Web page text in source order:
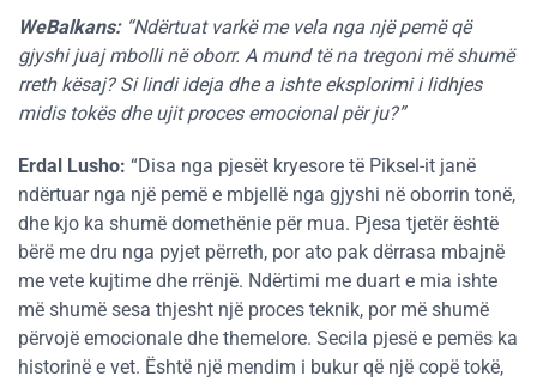
WeBalkans:“Ndërtuat varkë me vela nga një pemë që
gjyshi juaj mbolli në oborr. A mund të na tregoni më shumë
rreth kësaj? Si lindi ideja dhe a ishte eksplorimi i lidhjes
midis tokës dhe ujit proces emocional për ju?”
Erdal Lusho: “Disa nga pjesët kryesore të Piksel-it janë
ndërtuar nga një pemë e mbjellë nga gjyshi në oborrin tonë,
dhe kjo ka shumë domethënie për mua. Pjesa tjetër është
bërë me dru nga pyjet përreth, por ato pak dërrasa mbajnë
me vete kujtime dhe rrënjë. Ndërtimi me duart e mia ishte
më shumë sesa thjesht një proces teknik, por më shumë
përvojë emocionale dhe themelore. Secila pjesë e pemës ka
historinë e vet. Është një mendim i bukur që një copë tokë,